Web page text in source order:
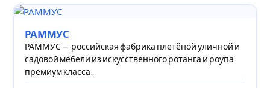
РАММУС
РАММУС — российская фабрика плетёной уличной и
садовой мебели из искусственного ротанга и роупа
премиум класса.